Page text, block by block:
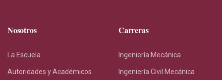
Nosotros
La Escuela
Autoridades y Académicos
Carreras
Ingeniería Mecánica
Ingeniería Civil Mecánica